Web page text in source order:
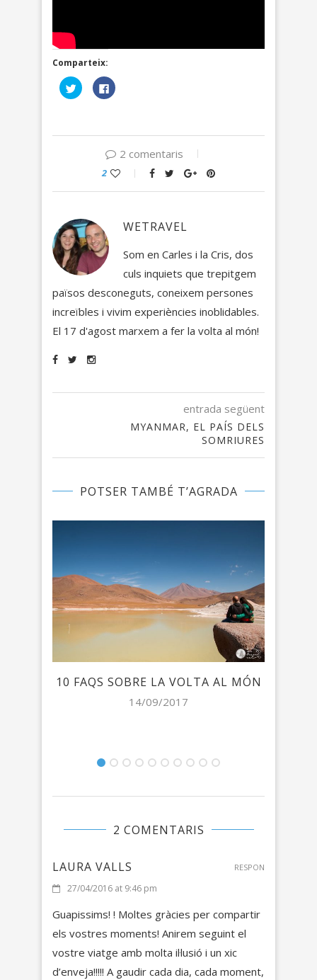
Comparteix:
Feu
clic
(Opens
window)
Click
to
in
window)
2 comentaris
2
WETRAVEL
Som en Carles i la Cris, dos
culs inquiets que trepitgem
països desconeguts, coneixem persones
increïbles i vivim experiències inoblidables.
El 17 d'agost marxem a fer la volta al món!
entrada següent
MYANMAR, EL PAÍS DELS
SOMRIURES
POTSER TAMBÉ T’AGRADA
10 FAQS SOBRE LA VOLTA AL MÓN
14/09/2017
2 COMENTARIS
LAURA VALLS
27/04/2016 at 9:46 pm
Guapissims! ! Moltes gràcies per compartir
els vostres moments! Anirem seguint el
vostre viatge amb molta il·lusió i un xic
d’enveja!!!!! A gaudir cada dia, cada moment,
RESPON